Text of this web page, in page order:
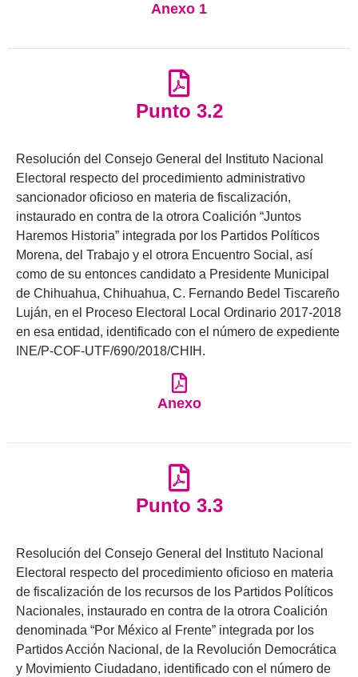
Anexo 1
Punto 3.2
Resolución del Consejo General del Instituto Nacional
Electoral respecto del procedimiento administrativo
sancionador oficioso en materia de fiscalización,
instaurado en contra de la otrora Coalición “Juntos
Haremos Historia” integrada por los Partidos Políticos
Morena, del Trabajo y el otrora Encuentro Social, así
como de su entonces candidato a Presidente Municipal
de Chihuahua, Chihuahua, C. Fernando Bedel Tiscareño
Luján, en el Proceso Electoral Local Ordinario 2017-2018
en esa entidad, identificado con el número de expediente
INE/P-COF-UTF/690/2018/CHIH.
Anexo
Punto 3.3
Resolución del Consejo General del Instituto Nacional
Electoral respecto del procedimiento oficioso en materia
de fiscalización de los recursos de los Partidos Políticos
Nacionales, instaurado en contra de la otrora Coalición
denominada “Por México al Frente” integrada por los
Partidos Acción Nacional, de la Revolución Democrática
y Movimiento Ciudadano, identificado con el número de